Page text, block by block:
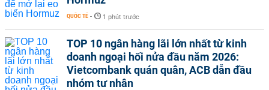
QUỐC TẾ - 1 phút trước
TOP 10 ngân hàng lãi lớn nhất từ kinh
doanh ngoại hối nửa đầu năm 2026:
Vietcombank quán quân, ACB dẫn đầu
nhóm tư nhân